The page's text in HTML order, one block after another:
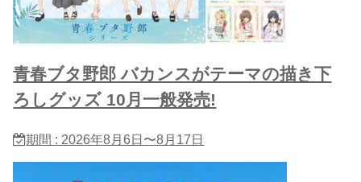
青春ブタ野郎 バカンスがテーマの描き下
ろしグッズ 10月一般発売!
期間 : 2026年8月6日〜8月17日